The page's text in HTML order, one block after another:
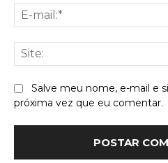
Salve meu nome, e-mail e
próxima vez que eu comentar.